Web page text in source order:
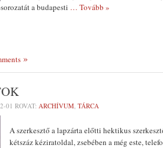
a budapesti … Tovább »
01 ROVAT: ARCHÍVUM, TÁRCA
A szerkesztő a lapzárta előtti hek­tikus
kétszáz kéziratoldal, zsebében a még este,